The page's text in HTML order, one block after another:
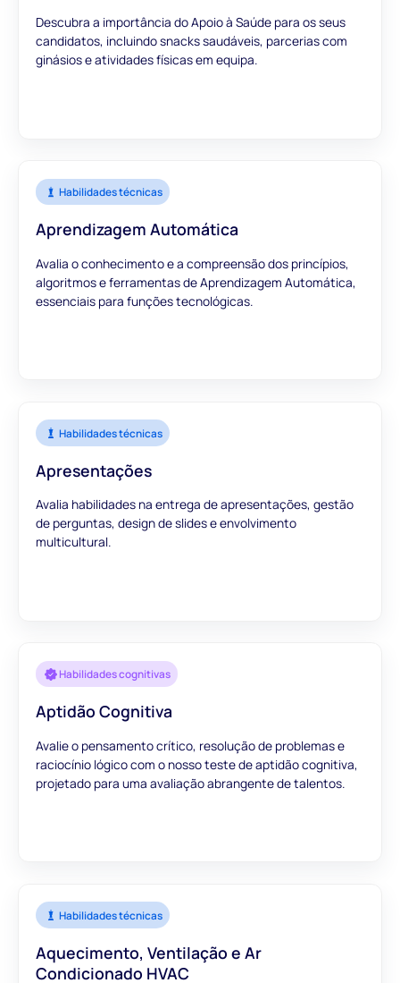
Descubra a importância do Apoio à Saúde para os seus
candidatos, incluindo snacks saudáveis, parcerias com
ginásios e atividades físicas em equipa.
Habilidades técnicas
Aprendizagem Automática
Avalia o conhecimento e a compreensão dos princípios,
algoritmos e ferramentas de Aprendizagem Automática,
essenciais para funções tecnológicas.
Habilidades técnicas
Apresentações
Avalia habilidades na entrega de apresentações, gestão
de perguntas, design de slides e envolvimento
multicultural.
Habilidades cognitivas
Aptidão Cognitiva
Avalie o pensamento crítico, resolução de problemas e
raciocínio lógico com o nosso teste de aptidão cognitiva,
projetado para uma avaliação abrangente de talentos.
Habilidades técnicas
Aquecimento, Ventilação e Ar
Condicionado HVAC